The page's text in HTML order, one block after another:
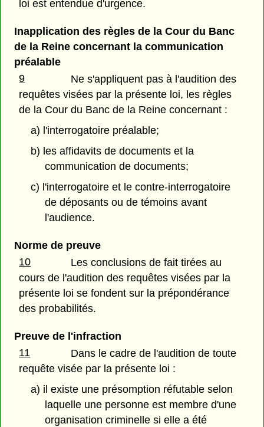
loi est entendue d'urgence.
Inapplication des règles de la Cour du Banc
de la Reine concernant la communication
préalable
9
Ne s'appliquent pas à l'audition des
requêtes visées par la présente loi, les règles
de la Cour du Banc de la Reine concernant :
a) l'interrogatoire préalable;
b) les affidavits de documents et la
communication de documents;
c) l'interrogatoire et le contre-interrogatoire
de déposants ou de témoins avant
l'audience.
Norme de preuve
10
Les conclusions de fait tirées au
cours de l'audition des requêtes visées par la
présente loi se fondent sur la prépondérance
des probabilités.
Preuve de l'infraction
11
Dans le cadre de l'audition de toute
requête visée par la présente loi :
a) il existe une présomption réfutable selon
laquelle une personne est membre d'une
organisation criminelle si elle a été